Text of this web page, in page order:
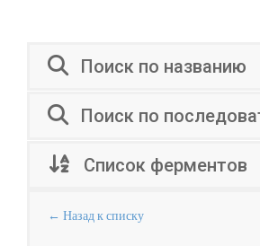
Поиск по названию
Поиск по
Список ферментов
← Назад к списку